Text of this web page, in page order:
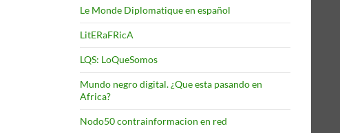
Le Monde Diplomatique en español
LitERaFRicA
LQS: LoQueSomos
Mundo negro digital. ¿Que esta pasando en
Africa?
Nodo50 contrainformacion en red